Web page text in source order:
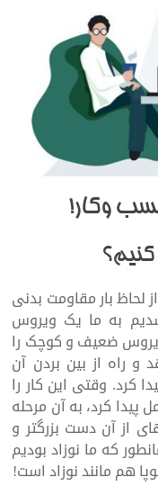
وکار!
لحاظ بار مقاومت بدنی
به ما یک ویروس
ضعیف و کوچک را
راه از بین بردن آن
کرد. وقتی این کار را
پیدا کرد، به آن مرحله
از آن دست بزرگتر ‌و
که ما نوزاد بودیم
هم مانند نوزاد است!